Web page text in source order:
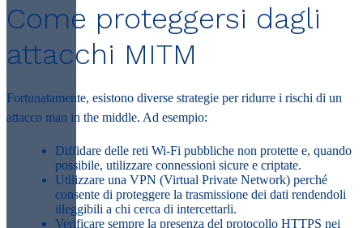
Come proteggersi dagli
attacchi MITM
Fortunatamente, esistono diverse strategie per ridurre i rischi di un
attacco man in the middle. Ad esempio:
Diffidare delle reti Wi-Fi pubbliche non protette e, quando
possibile, utilizzare connessioni sicure e criptate.
Utilizzare una VPN (Virtual Private Network) perché
consente di proteggere la trasmissione dei dati rendendoli
illeggibili a chi cerca di intercettarli.
Verificare sempre la presenza del protocollo HTTPS nei